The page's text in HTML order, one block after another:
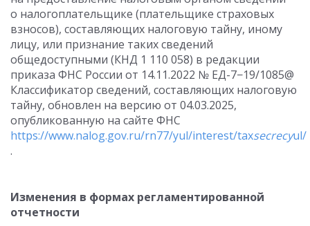
о налогоплательщике (плательщике страховых
взносов), составляющих налоговую тайну, иному
лицу, или признание таких сведений
общедоступными (КНД 1 110 058) в редакции
приказа ФНС России от 14.11.2022 № ЕД-7−19/1085@
Классификатор сведений, составляющих налоговую
тайну, обновлен на версию от 04.03.2025,
опубликованную на сайте ФНС
https://www.nalog.gov.ru/rn77/yul/interest/taxsecrecyul/
.
Изменения в формах регламентированной
отчетности